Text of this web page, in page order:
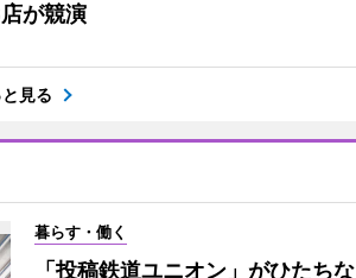
が競演
見る
暮らす・働く
「投稿鉄道ユニオン」がひたちな